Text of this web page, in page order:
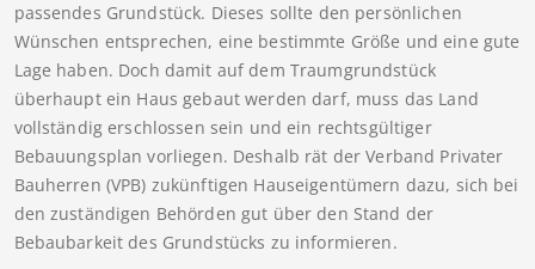
passendes Grundstück. Dieses sollte den persönlichen
Wünschen entsprechen, eine bestimmte Größe und eine gute
Lage haben. Doch damit auf dem Traumgrundstück
überhaupt ein Haus gebaut werden darf, muss das Land
vollständig erschlossen sein und ein rechtsgültiger
Bebauungsplan vorliegen. Deshalb rät der Verband Privater
Bauherren (VPB) zukünftigen Hauseigentümern dazu, sich bei
den zuständigen Behörden gut über den Stand der
Bebaubarkeit des Grundstücks zu informieren.